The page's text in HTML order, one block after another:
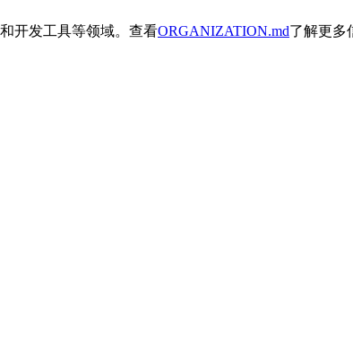
开发工具等领域。查看ORGANIZATION.md了解更多